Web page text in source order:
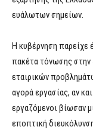
ευάλωτων σημείων.
Η κυβέρνηση παρείχε
πακέτα τόνωσης
εταιρικών
αγορά εργασίας, αν
εργαζόμενοι βίωσαν
εποπτική